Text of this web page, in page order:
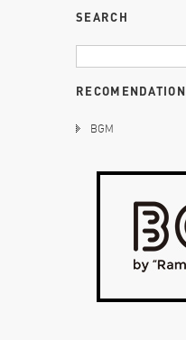
SEARCH
RECOMENDATION
BGM